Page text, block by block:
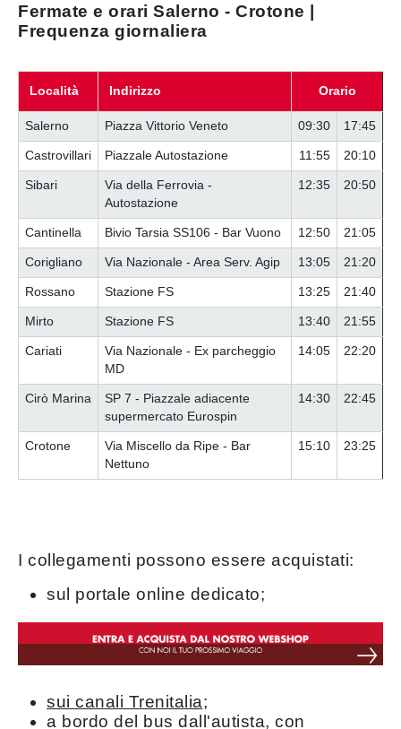
Fermate e orari Salerno - Crotone |
Frequenza giornaliera
Località Indirizzo Orario
Salerno Piazza Vittorio Veneto 09:30 17:45
Castrovillari Piazzale Autostazione 11:55 20:10
Sibari
Via della Ferrovia -
Autostazione
12:35 20:50
Cantinella Bivio Tarsia SS106 - Bar Vuono 12:50 21:05
Corigliano Via Nazionale - Area Serv. Agip 13:05 21:20
Rossano Stazione FS 13:25 21:40
Mirto Stazione FS 13:40 21:55
Cariati
Via Nazionale - Ex parcheggio
MD
14:05 22:20
Cirò Marina
SP 7 - Piazzale adiacente
supermercato Eurospin
14:30 22:45
Crotone
Via Miscello da Ripe - Bar
Nettuno
15:10 23:25
I collegamenti possono essere acquistati:
sul portale online dedicato;
sui canali Trenitalia;
a bordo del bus dall'autista, con